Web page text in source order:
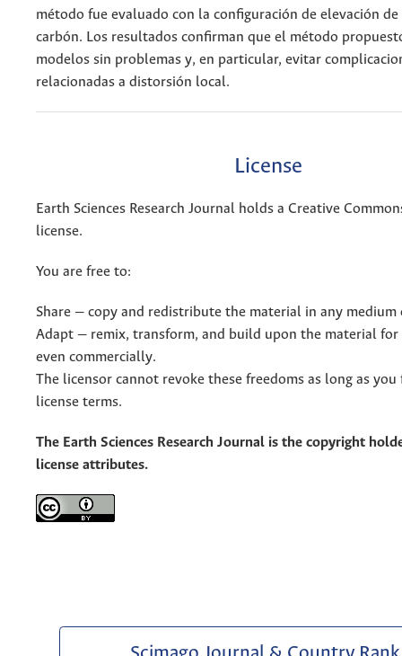
método fue evaluado con la configuración de elevación de
carbón. Los resultados confirman que el método
modelos sin problemas y, en particular, evitar
relacionadas a distorsión local.
License
Earth Sciences Research Journal holds a Creative
license.
You are free to:
Share — copy and redistribute the material in any
Adapt — remix, transform, and build upon the material for
even commercially.
The licensor cannot revoke these freedoms as long as
license terms.
The Earth Sciences Research Journal is the copyright
license attributes.